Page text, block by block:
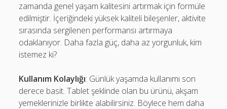
zamanda genel yaşam kalitesini artırmak için formüle
edilmiştir. İçeriğindeki yüksek kaliteli bileşenler, aktivite
sırasında sergilenen performansı artırmaya
odaklanıyor. Daha fazla güç, daha az yorgunluk, kim
istemez ki?
Kullanım Kolaylığı: Günlük yaşamda kullanımı son
derece basit. Tablet şeklinde olan bu ürünü, akşam
yemeklerinizle birlikte alabilirsiniz. Böylece hem daha